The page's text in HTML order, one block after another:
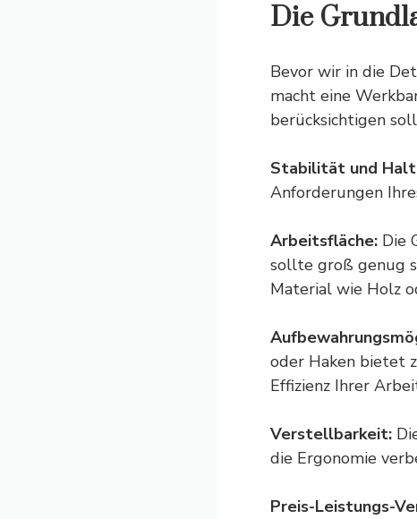
Die
Bevor wir in die
macht eine
berücksichtigen
Stabilität und
Anforderungen
Arbeitsfläche: Die
sollte groß genug
Material wie Holz
oder Haken bietet
Effizienz Ihrer
Verstellbarkeit:
die Ergonomie
Preis-Leistungs-